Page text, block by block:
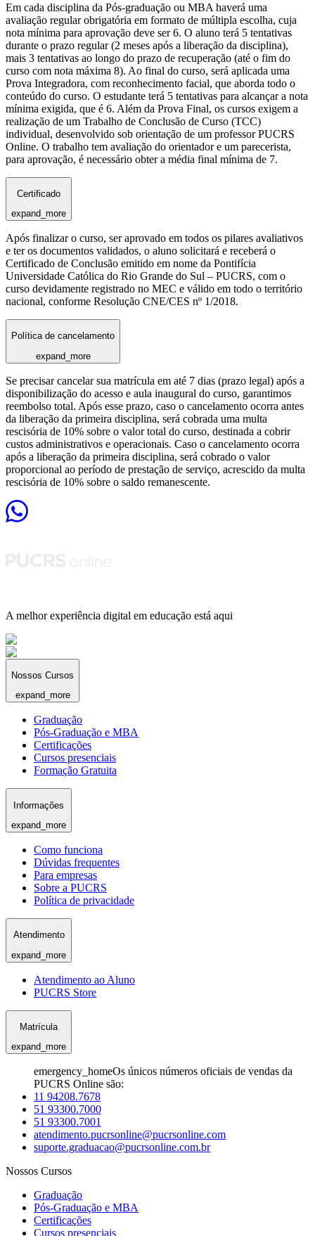
Em cada disciplina da Pós-graduação ou MBA haverá uma
avaliação regular obrigatória em formato de múltipla escolha, cuja
nota mínima para aprovação deve ser 6. O aluno terá 5 tentativas
durante o prazo regular (2 meses após a liberação da disciplina),
mais 3 tentativas ao longo do prazo de recuperação (até o fim do
curso com nota máxima 8). Ao final do curso, será aplicada uma
Prova Integradora, com reconhecimento facial, que aborda todo o
conteúdo do curso. O estudante terá 5 tentativas para alcançar a nota
mínima exigida, que é 6. Além da Prova Final, os cursos exigem a
realização de um Trabalho de Conclusão de Curso (TCC)
individual, desenvolvido sob orientação de um professor PUCRS
Online. O trabalho tem avaliação do orientador e um parecerista,
para aprovação, é necessário obter a média final mínima de 7.
Certificado
expand_more
Após finalizar o curso, ser aprovado em todos os pilares avaliativos
e ter os documentos validados, o aluno solicitará e receberá o
Certificado de Conclusão emitido em nome da Pontifícia
Universidade Católica do Rio Grande do Sul – PUCRS, com o
curso devidamente registrado no MEC e válido em todo o território
nacional, conforme Resolução CNE/CES nº 1/2018.
Política de cancelamento
expand_more
Se precisar cancelar sua matrícula em até 7 dias (prazo legal) após a
disponibilização do acesso e aula inaugural do curso, garantimos
reembolso total. Após esse prazo, caso o cancelamento ocorra antes
da liberação da primeira disciplina, será cobrada uma multa
rescisória de 10% sobre o valor total do curso, destinada a cobrir
custos administrativos e operacionais. Caso o cancelamento ocorra
após a liberação da primeira disciplina, será cobrado o valor
proporcional ao período de prestação de serviço, acrescido da multa
rescisória de 10% sobre o saldo remanescente.
A melhor experiência digital em educação está aqui
Nossos Cursos
expand_more
Graduação
Pós-Graduação e MBA
Certificações
Cursos presenciais
Formação Gratuita
Informações
expand_more
Como funciona
Dúvidas frequentes
Para empresas
Sobre a PUCRS
Política de privacidade
Atendimento
expand_more
Atendimento ao Aluno
PUCRS Store
Matrícula
expand_more
emergency_homeOs únicos números oficiais de vendas da
PUCRS Online são:
11 94208.7678
51 93300.7000
51 93300.7001
atendimento.pucrsonline@pucrsonline.com
suporte.graduacao@pucrsonline.com.br
Nossos Cursos
Graduação
Pós-Graduação e MBA
Certificações
Cursos presenciais